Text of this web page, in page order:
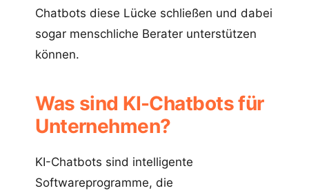
Chatbots diese Lücke schließen und dabei
sogar menschliche Berater unterstützen
können.
Was sind KI-Chatbots für
Unternehmen?
KI-Chatbots sind intelligente
Softwareprogramme, die